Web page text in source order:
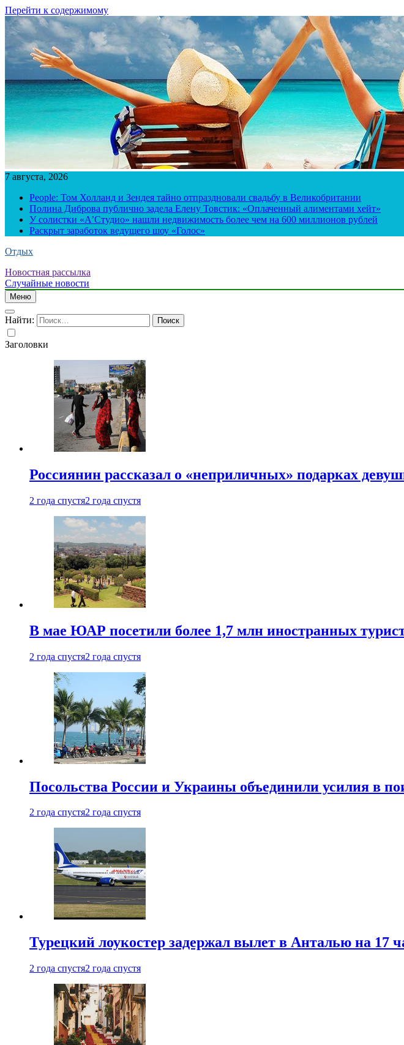
Перейти к содержимому
7 августа, 2026
People: Том Холланд и Зендея тайно отпраздновали свадьбу в Великобритании
Полина Диброва публично задела Елену Товстик: «Оплаченный алиментами хейт»
У солистки «А’Студио» нашли недвижимость более чем на 600 миллионов рублей
Раскрыт заработок ведущего шоу «Голос»
Отдых
Новостная рассылка
Случайные новости
Меню
Найти:
Заголовки
Россиянин рассказал о «неприличных» подарках
2 года спустя2 года спустя
В мае ЮАР посетили более 1,7 млн иностранных
2 года спустя2 года спустя
Посольства России и Украины объединили усилия в
2 года спустя2 года спустя
Турецкий лоукостер задержал вылет в Анталью на 17
2 года спустя2 года спустя